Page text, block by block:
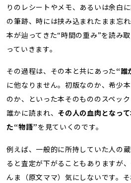
りのレシートやメモ、あるいは余白
の筆跡、時には挟み込まれたまま忘
本が辿ってきた“時間の重み”を読み
っていきます。
その過程は、その本と共にあった“誰
に他なりません。初版なのか、希少
のか、といった本そのもののスペック
誰かに読まれ、 その人の血肉となっ
た“物語”を見ていくのです。
例えば、一般的に所持していた人の
ると査定が下がることもありますが
んま（原文ママ）気にしないです。そ